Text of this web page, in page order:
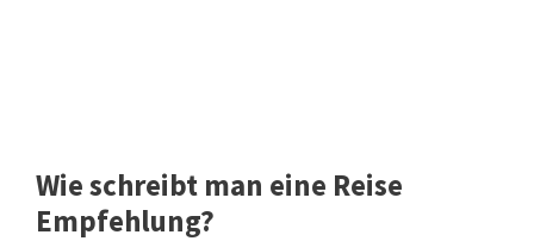
Wie schreibt man eine Reise
Empfehlung?